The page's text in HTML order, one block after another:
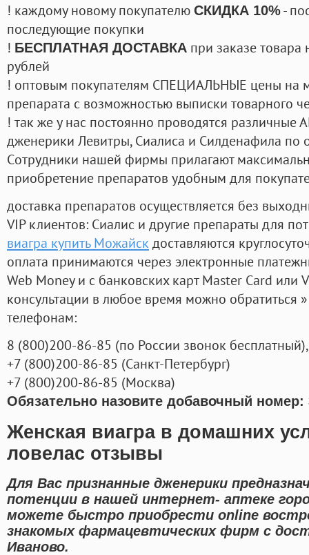
! каждому новому покупателю СКИДКА 10%-
последующие покупки
! БЕСПЛАТНАЯ ДОСТАВКА при заказе
рублей
! оптовым покупателям СПЕЦИАЛЬНЫЕ цены на
препарата с возможностью выписки товарного
! так же у нас постоянно проводятся
дженерики Левитры, Сиалиса и Силденафила по
Cотрудники нашей фирмы прилагают
приобретение препаратов удобным для
доставка препаратов осуществляется без
VIP клиентов: Сиалис и другие препараты для
виагра купить Можайск доставляются
оплата принимаются через электронные
Web Money и с банковских карт Master Card или
консультации в любое время можно обратиться
телефонам:
8 (800)200-86-85 (по России звонок бесплатный),
+7 (800)200-86-85 (Санкт-Петербург)
+7 (800)200-86-85 (Москва)
Обязательно назовите добавочный номер:
Женская виагра в домашних
ловелас отзывы
Для Вас признанные дженерики
потенции в нашей интернет- аптеке
можете быстро приобрести online
знакомых фармацевтических фирм с
Иваново.